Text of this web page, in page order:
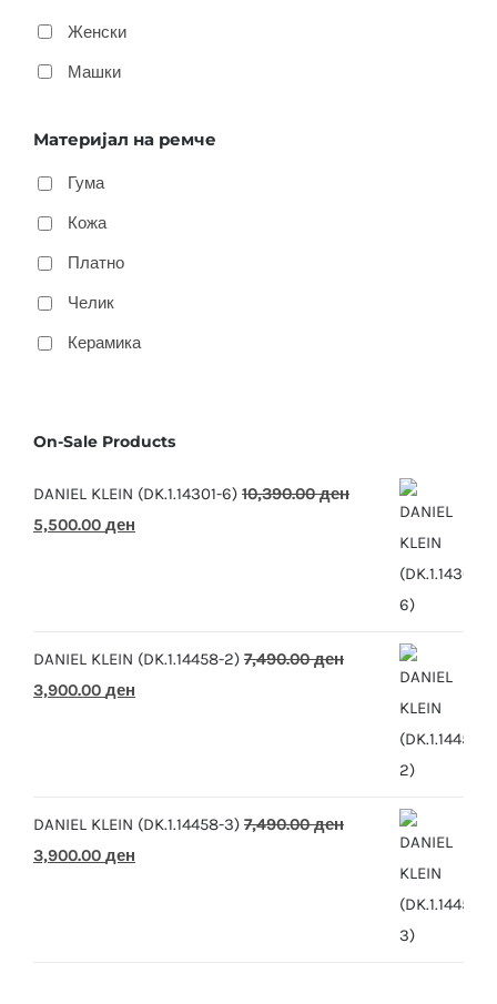
Женски
Машки
Материјал на ремче
Гума
Кожа
Платно
Челик
Керамика
On-Sale Products
DANIEL KLEIN (DK.1.14301-6) 10,390.00ден
Original
5,500.00 ден
DANIEL KLEIN (DK.1.14458-2) 7,490.00ден
Original
3,900.00 ден
DANIEL KLEIN (DK.1.14458-3) 7,490.00ден
Original
3,900.00 ден